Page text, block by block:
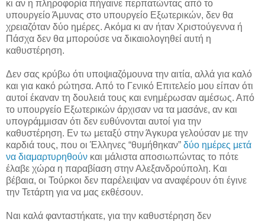
κι αν η πληροφορία πήγαινε περπατώντας από το
υπουργείο Άμυνας στο υπουργείο Εξωτερικών, δεν θα
χρειαζόταν δύο ημέρες. Ακόμα κι αν ήταν Χριστούγεννα ή
Πάσχα δεν θα μπορούσε να δικαιολογηθεί αυτή η
καθυστέρηση.
Δεν σας κρύβω ότι υποψιαζόμουνα την αιτία, αλλά για καλό
και για κακό ρώτησα. Από το Γενικό Επιτελείο μου είπαν ότι
αυτοί έκαναν τη δουλειά τους και ενημέρωσαν αμέσως. Από
το υπουργείο Εξωτερικών άρχισαν να τα μασάνε, αν και
υπογράμμισαν ότι δεν ευθύνονται αυτοί για την
καθυστέρηση. Εν τω μεταξύ στην Άγκυρα γελούσαν με την
καρδιά τους, που οι Έλληνες “θυμήθηκαν” δύο ημέρες μετά
να διαμαρτυρηθούν και μάλιστα αποσιωπώντας το πότε
έλαβε χώρα η παραβίαση στην Αλεξανδρούπολη. Και
βέβαια, οι Τούρκοι δεν παρέλειψαν να αναφέρουν ότι έγινε
την Τετάρτη για να μας εκθέσουν.
Ναι καλά φανταστήκατε, για την καθυστέρηση δεν